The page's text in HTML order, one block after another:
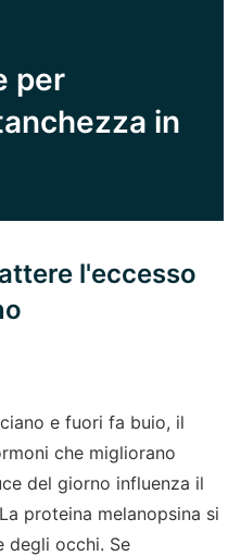
per
in
l'eccesso
e fuori fa buio, il
che migliorano
del giorno influenza il
proteina melanopsina si
degli occhi. Se